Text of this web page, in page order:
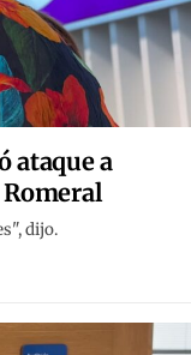
ataque a
dijo.